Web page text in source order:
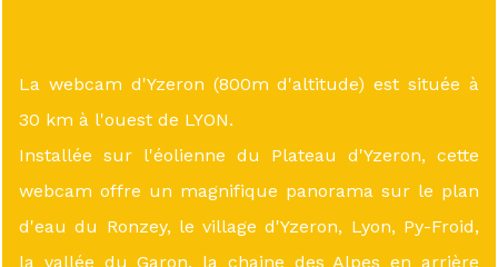
La webcam d'Yzeron (800m d'altitude) est située à
30 km à l'ouest de LYON.
Installée sur l'éolienne du Plateau d'Yzeron, cette
webcam offre un magnifique panorama sur le plan
d'eau du Ronzey, le village d'Yzeron, Lyon, Py-Froid,
la vallée du Garon, la chaine des Alpes en arrière